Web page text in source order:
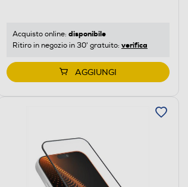
Acquisto online: disponibile
Ritiro in negozio in 30' gratuito: verifica
AGGIUNGI